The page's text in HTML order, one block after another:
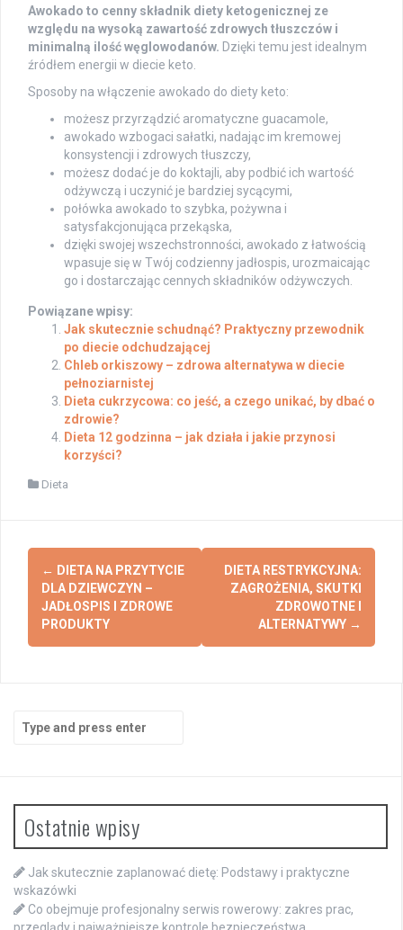
Awokado to cenny składnik diety ketogenicznej ze
względu na wysoką zawartość zdrowych tłuszczów i
minimalną ilość węglowodanów. Dzięki temu jest idealnym
źródłem energii w diecie keto.
Sposoby na włączenie awokado do diety keto:
możesz przyrządzić aromatyczne guacamole,
awokado wzbogaci sałatki, nadając im kremowej
konsystencji i zdrowych tłuszczy,
możesz dodać je do koktajli, aby podbić ich wartość
odżywczą i uczynić je bardziej sycącymi,
połówka awokado to szybka, pożywna i
satysfakcjonująca przekąska,
dzięki swojej wszechstronności, awokado z łatwością
wpasuje się w Twój codzienny jadłospis, urozmaicając
go i dostarczając cennych składników odżywczych.
Powiązane wpisy:
Jak skutecznie schudnąć? Praktyczny przewodnik
po diecie odchudzającej
Chleb orkiszowy – zdrowa alternatywa w diecie
pełnoziarnistej
Dieta cukrzycowa: co jeść, a czego unikać, by dbać o
zdrowie?
Dieta 12 godzinna – jak działa i jakie przynosi
korzyści?
Dieta
Post
navigation
← DIETA NA PRZYTYCIE
DLA DZIEWCZYN –
JADŁOSPIS I ZDROWE
PRODUKTY
DIETA RESTRYKCYJNA:
ZAGROŻENIA, SKUTKI
ZDROWOTNE I
ALTERNATYWY →
Search
for:
Ostatnie wpisy
Jak skutecznie zaplanować dietę: Podstawy i praktyczne
wskazówki
Co obejmuje profesjonalny serwis rowerowy: zakres prac,